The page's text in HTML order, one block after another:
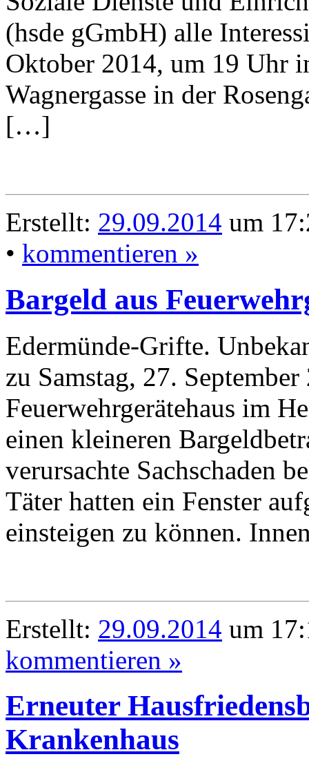
(hsde gGmbH) alle
Oktober 2014, um 19 Uhr
Wagnergasse in der
[…]
Erstellt: 29.09.2014 um
• kommentieren »
Bargeld aus
Edermünde-Grifte.
zu Samstag, 27.
Feuerwehrgerätehaus im
einen kleineren
verursachte Sachschaden
Täter hatten ein Fenster
einsteigen zu können.
Erstellt: 29.09.2014 um
kommentieren »
Erneuter
Krankenhaus